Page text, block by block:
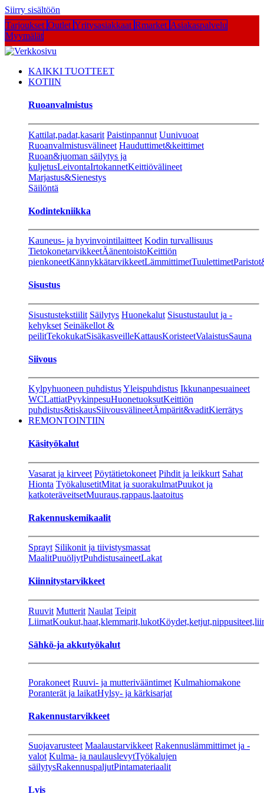
Siirry sisältöön
Tarjoukset Outlet Yritysasiakkaat Rmarket Asiakaspalvelu
Myymälät
KAIKKI TUOTTEET
KOTIIN
Ruoanvalmistus
Kattilat,padat,kasarit Paistinpannut Uunivuoat
Ruoanvalmistusvälineet Hauduttimet&keittimet
Ruoan&juoman säilytys ja
kuljetusLeivontaIrtokannetKeittiövälineet
Marjastus&Sienestys
Säilöntä
Kodintekniikka
Kauneus- ja hyvinvointilaitteet Kodin turvallisuus
TietokonetarvikkeetÄänentoistoKeittiön
pienkoneetKännykkätarvikkeetLämmittimetTuulettimet
Sisustus
Sisustustekstiilit Säilytys Huonekalut Sisustustaulut ja -
kehykset Seinäkellot &
peilitTekokukatSisäkasveilleKattausKoristeetValaistusSauna
Siivous
Kylpyhuoneen puhdistusYleispuhdistus Ikkunanpesuaineet
WCLattiatPyykinpesuHuonetuoksutKeittiön
puhdistus&tiskausSiivousvälineetÄmpärit&vaditKierrätys
REMONTOINTIIN
Käsityökalut
Vasarat ja kirveet Pöytätietokoneet Pihdit ja leikkurt Sahat
Hionta TyökalusetitMitat ja suorakulmatPuukot ja
katkoteräveitsetMuuraus,rappaus,laatoitus
Rakennuskemikaalit
Sprayt Silikonit ja tiivistysmassat
MaalitPuuöljytPuhdistusaineetLakat
Kiinnitystarvikkeet
Ruuvit Mutterit Naulat Teipit
LiimatKoukut,haat,klemmarit,lukot
Sähkö-ja akkutyökalut
Porakoneet Ruuvi- ja mutterivääntimet Kulmahiomakone
Poranterät ja laikatHylsy- ja kärkisarjat
Rakennustarvikkeet
Suojavarusteet Maalaustarvikkeet Rakennuslämmittimet ja -
valot Kulma- ja naulauslevytTyökalujen
säilytysRakennuspaljutPintamateriaalit
Lvis